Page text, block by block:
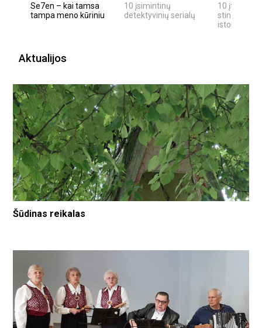
Se7en – kai tamsa
tampa meno kūriniu
10 įsimintinų
detektyvinių serialų
10 įtemptų,
stingdančių
istorijų
Aktualijos
Šūdinas reikalas